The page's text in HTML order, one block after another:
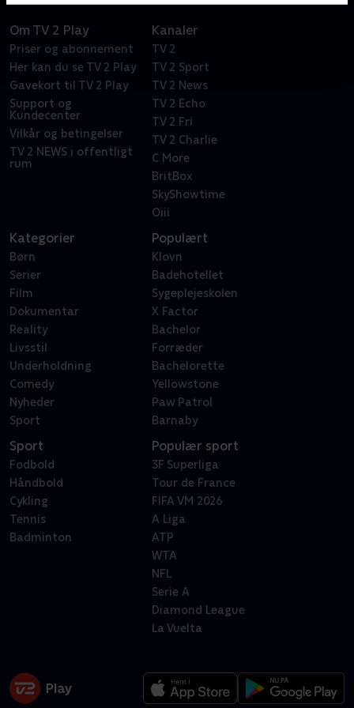
Om TV 2 Play
Priser og abonnement
Her kan du se TV 2 Play
Gavekort til TV 2 Play
Support og
Kundecenter
Vilkår og betingelser
TV 2 NEWS i offentligt
rum
Kanaler
TV 2
TV 2 Sport
TV 2 News
TV 2 Echo
TV 2 Fri
TV 2 Charlie
C More
BritBox
SkyShowtime
Oiii
Kategorier
Børn
Serier
Film
Dokumentar
Reality
Livsstil
Underholdning
Comedy
Nyheder
Sport
Populært
Klovn
Badehotellet
Sygeplejeskolen
X Factor
Bachelor
Forræder
Bachelorette
Yellowstone
Paw Patrol
Barnaby
Sport
Fodbold
Håndbold
Cykling
Tennis
Badminton
Populær sport
3F Superliga
Tour de France
FIFA VM 2026
A Liga
ATP
WTA
NFL
Serie A
Diamond League
La Vuelta